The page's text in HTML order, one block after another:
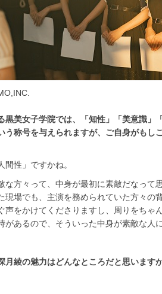
美女子学院では、「知性」「美意識」
う称号を与えられますが、ご自身がもし
性」ですかね。
な方々って、中身が最初に素敵だなっ
現場でも、主演を務められていた方々
声をかけてくださりますし、周りをち
があるので、そういった中身が素敵な
綾の魅力はどんなところだと思います